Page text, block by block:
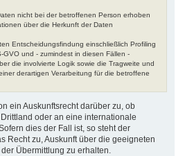
nicht bei der betroffenen Person erhoben
über die Herkunft der Daten
Entscheidungsfindung einschließlich Profiling
GVO und - zumindest in diesen Fällen -
die involvierte Logik sowie die Tragweite und
derartigen Verarbeitung für die betroffene
ein Auskunftsrecht darüber zu, ob
oder an eine internationale
dies der Fall ist, so steht der
Recht zu, Auskunft über die geeigneten
Übermittlung zu erhalten.